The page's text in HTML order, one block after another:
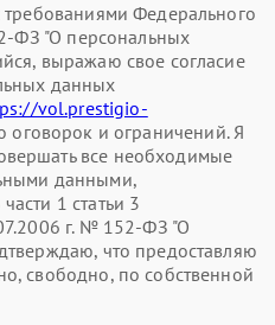
требованиями Федерального
ФЗ "О персональных
выражаю свое согласие
данных
vol.prestigio-
оговорок и ограничений. Я
все необходимые
данными,
1 статьи 3
г. № 152-ФЗ "О
что предоставляю
свободно, по собственной